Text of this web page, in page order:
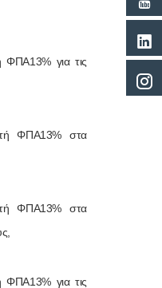
ΦΠΑ13% για τις
ΦΠΑ13% στα
ΦΠΑ13% στα
ΦΠΑ13% για τις